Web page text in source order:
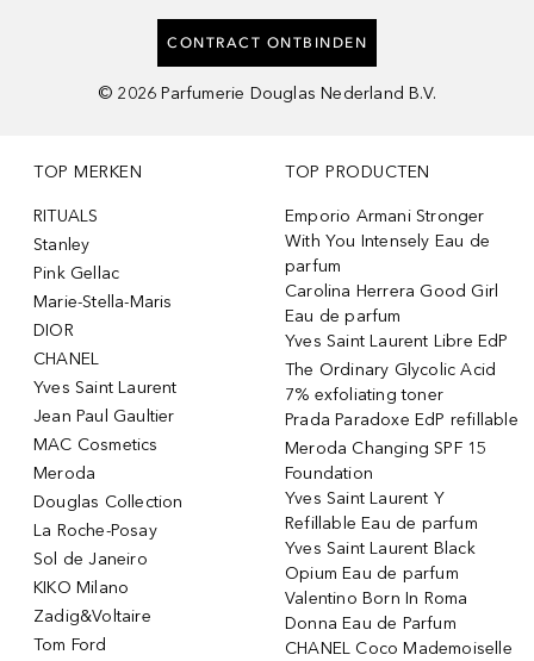
CONTRACT ONTBINDEN
© 2026 Parfumerie Douglas Nederland B.V.
TOP MERKEN
RITUALS
Stanley
Pink Gellac
Marie-Stella-Maris
DIOR
CHANEL
Yves Saint Laurent
Jean Paul Gaultier
MAC Cosmetics
Meroda
Douglas Collection
La Roche-Posay
Sol de Janeiro
KIKO Milano
Zadig&Voltaire
Tom Ford
TOP PRODUCTEN
Emporio Armani Stronger
With You Intensely Eau de
parfum
Carolina Herrera Good Girl
Eau de parfum
Yves Saint Laurent Libre EdP
The Ordinary Glycolic Acid
7% exfoliating toner
Prada Paradoxe EdP refillable
Meroda Changing SPF 15
Foundation
Yves Saint Laurent Y
Refillable Eau de parfum
Yves Saint Laurent Black
Opium Eau de parfum
Valentino Born In Roma
Donna Eau de Parfum
CHANEL Coco Mademoiselle